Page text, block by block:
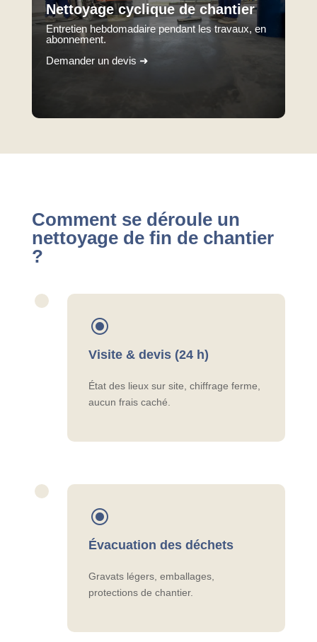
Nettoyage cyclique de chantier
Entretien hebdomadaire pendant les travaux, en
abonnement.
Demander un devis ➜
Comment se déroule un
nettoyage de fin de chantier
?
\
Visite & devis (24 h)
État des lieux sur site, chiffrage ferme,
aucun frais caché.
\
Évacuation des déchets
Gravats légers, emballages,
protections de chantier.